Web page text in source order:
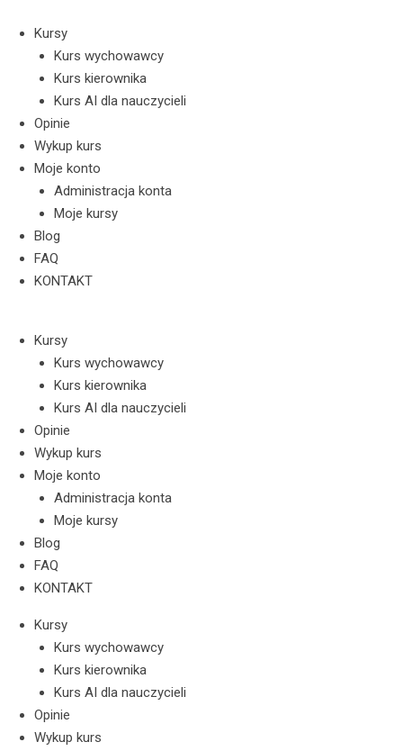
content
Kursy
Kurs wychowawcy
Kurs kierownika
Kurs AI dla nauczycieli
Opinie
Wykup kurs
Moje konto
Administracja konta
Moje kursy
Blog
FAQ
KONTAKT
Kursy
Kurs wychowawcy
Kurs kierownika
Kurs AI dla nauczycieli
Opinie
Wykup kurs
Moje konto
Administracja konta
Moje kursy
Blog
FAQ
KONTAKT
Kursy
Kurs wychowawcy
Kurs kierownika
Kurs AI dla nauczycieli
Opinie
Wykup kurs